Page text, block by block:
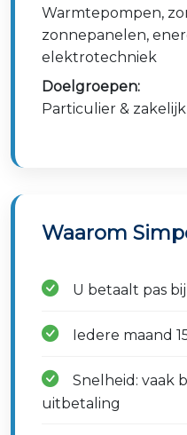
Warmtepompen,
zonnepanelen,
elektrotechniek
Doelgroepen:
Particulier & zakelijk
Waarom
U betaalt pas
Iedere maand
Snelheid: vaak
uitbetaling